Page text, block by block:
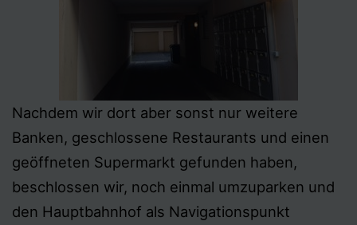
Nachdem wir dort aber sonst nur weitere
Banken, geschlossene Restaurants und einen
geöffneten Supermarkt gefunden haben,
beschlossen wir, noch einmal umzuparken und
den Hauptbahnhof als Navigationspunkt